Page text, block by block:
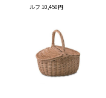
ルフ 10,450円